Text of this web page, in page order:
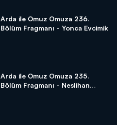
Arda ile Omuz Omuza 236.
Bölüm Fragmanı - Yonca Evcimik
Arda ile Omuz Omuza 235.
Bölüm Fragmanı - Neslihan